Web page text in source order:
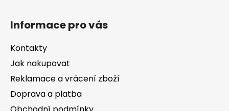
Informace pro vás
Kontakty
Jak nakupovat
Reklamace a vrácení zboží
Doprava a platba